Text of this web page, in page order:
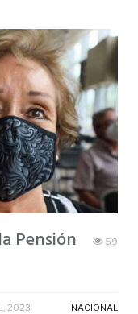
Pensión
59
2023 NACIONAL